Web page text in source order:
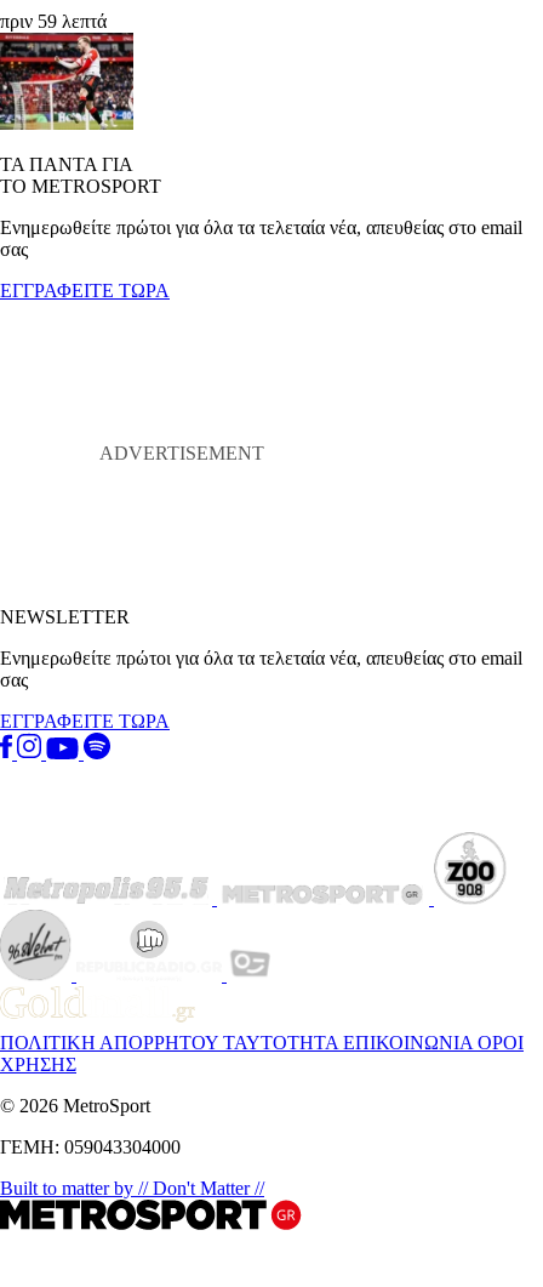
πριν 59 λεπτά
ΤΑ ΠΑΝΤΑ ΓΙΑ
ΤΟ METROSPORT
Ενημερωθείτε πρώτοι για όλα τα τελεταία νέα, απευθείας στο email
σας
ΕΓΓΡΑΦΕΙΤΕ ΤΩΡΑ
NEWSLETTER
Ενημερωθείτε πρώτοι για όλα τα τελεταία νέα, απευθείας στο email
σας
ΕΓΓΡΑΦΕΙΤΕ ΤΩΡΑ
ΠΟΛΙΤΙΚΗ ΑΠΟΡΡΗΤΟΥ ΤΑΥΤΟΤΗΤΑ ΕΠΙΚΟΙΝΩΝΙΑ ΟΡΟΙ
ΧΡΗΣΗΣ
© 2026 MetroSport
ΓΕΜΗ: 059043304000
Built to matter by // Don't Matter //